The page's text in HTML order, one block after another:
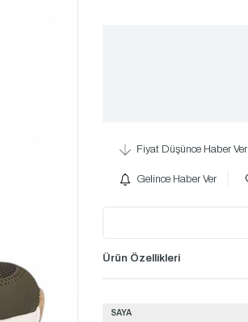
Fiyat Düşünce Haber Ver
Gelince Haber Ver
Ürün Özellikleri
SAYA